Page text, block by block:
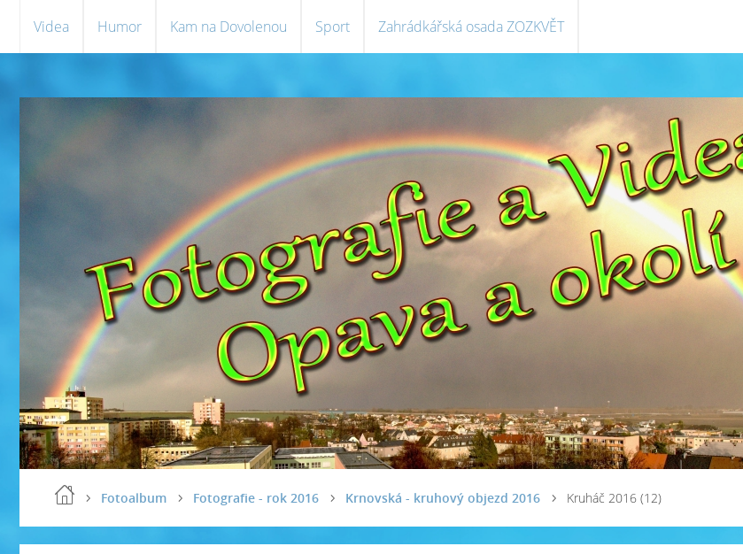
Videa Humor Kam na Dovolenou Sport Zahrádkářská osada ZOZKVĚT
Fotoalbum Fotografie - rok 2016 Krnovská - kruhový objezd 2016 Kruháč 2016 (12)